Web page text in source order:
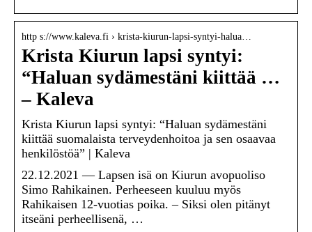
http s://www.kaleva.fi › krista-kiurun-lapsi-syntyi-halua…
Krista Kiurun lapsi syntyi:
“Haluan sydämestäni kiittää …
– Kaleva
Krista Kiurun lapsi syntyi: “Haluan sydämestäni
kiittää suomalaista terveydenhoitoa ja sen osaavaa
henkilöstöä” | Kaleva
22.12.2021 — Lapsen isä on Kiurun avopuoliso
Simo Rahikainen. Perheeseen kuuluu myös
Rahikaisen 12-vuotias poika. – Siksi olen pitänyt
itseäni perheellisenä, …